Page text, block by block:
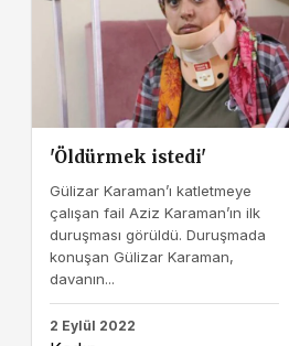
'Öldürmek istedi'
Gülizar Karaman’ı katletmeye
çalışan fail Aziz Karaman’ın ilk
duruşması görüldü. Duruşmada
konuşan Gülizar Karaman,
davanın...
2 Eylül 2022